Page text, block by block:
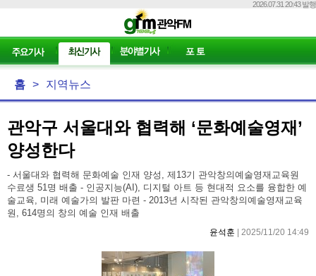
2026.07.31 20:43 발행
홈 > 지역뉴스
관악구 서울대와 협력해 ‘문화예술영재’
양성한다
- 서울대와 협력해 문화예술 인재 양성, 제13기 관악창의예술영재교육원
수료생 51명 배출 - 인공지능(AI), 디지털 아트 등 현대적 요소를 융합한 예
술교육, 미래 예술가의 발판 마련 - 2013년 시작된 관악창의예술영재교육
원, 614명의 창의 예술 인재 배출
윤석훈 | 2025/11/20 14:49